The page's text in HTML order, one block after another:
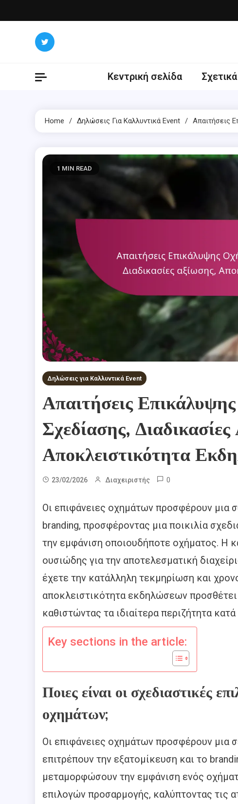
to
Κεντρική σελίδα
Home Δηλώσεις Για Καλλυντικά Event Απαιτήσεις
1 MIN READ
Δηλώσεις για Καλλυντικά Event
Απαιτήσεις
Σχεδίασης,
Αποκλειστικότητα
23/02/2026 Διαχειριστής 0
Οι επιφάνειες οχημάτων προσφέρουν μια
branding, προσφέροντας μια ποικιλία
την εμφάνιση οποιουδήποτε οχήματος. Η
ουσιώδης για την αποτελεσματική
έχετε την κατάλληλη τεκμηρίωση και
αποκλειστικότητα εκδηλώσεων
καθιστώντας τα ιδιαίτερα περιζήτητα
Key sections in the article:
Ποιες είναι οι σχεδιαστικές
οχημάτων;
Οι επιφάνειες οχημάτων προσφέρουν μια
επιτρέπουν την εξατομίκευση και το
μεταμορφώσουν την εμφάνιση ενός
επιλογών προσαρμογής, καλύπτοντας τις